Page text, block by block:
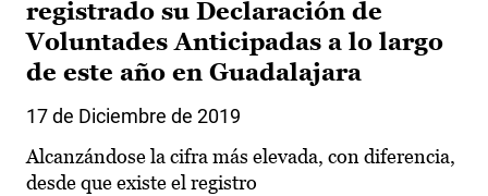
registrado su Declaración de
Voluntades Anticipadas a lo largo
de este año en Guadalajara
17 de Diciembre de 2019
Alcanzándose la cifra más elevada, con diferencia,
desde que existe el registro